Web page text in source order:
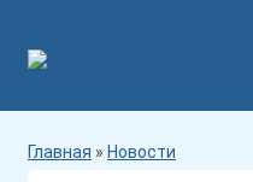
Главная » Новости